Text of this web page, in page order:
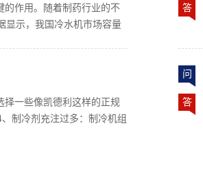
泵机组基于逆卡诺循环（即
冷凝器、节流装置（如膨胀
器角色），通过翅片与风扇
自身则冷却为高压液体。○
充当吸热器角色），在此过
的作用。随着制药行业的不
显示，我国冷水机市场容量
，易烧电机，还易造成压
水冷螺杆式冷水机组。它的
机，比一般压缩机能效高
答
择一些像凯德利这样的正规
制冷剂充注过多：制冷机组
问
答